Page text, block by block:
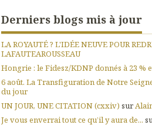
Derniers blogs mis à jour
LA ROYAUTÉ ? L'IDÉE NEUVE POUR
LAFAUTEAROUSSEAU
Hongrie : le Fidesz/KDNP donnés à 23 %
6 août. La Transfiguration de Notre
du jour
UN JOUR, UNE CITATION (cxxiv) sur
Je vous enverrai tout ce qu’il y aura de...